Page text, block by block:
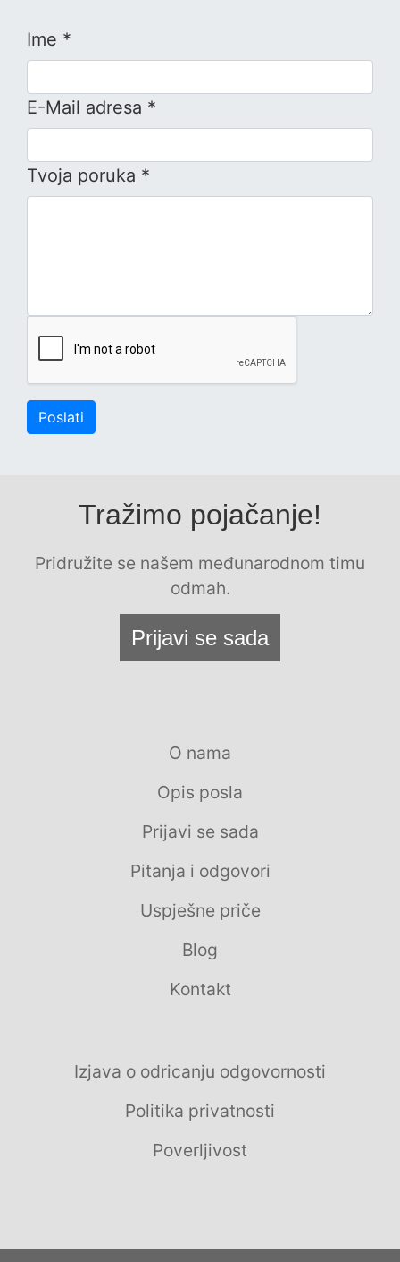
Ime *
E-Mail adresa *
Tvoja poruka *
Poslati
Tražimo pojačanje!
Pridružite se našem međunarodnom timu
odmah.
Prijavi se sada
O nama
Opis posla
Prijavi se sada
Pitanja i odgovori
Uspješne priče
Blog
Kontakt
Izjava o odricanju odgovornosti
Politika privatnosti
Poverljivost